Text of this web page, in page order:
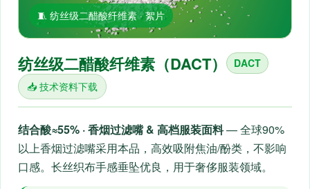
🧵 纺丝级二醋酸纤维素 · 絮片
纺丝级二醋酸纤维素（DACT）
DACT
📥 技术资料下载
结合酸≈55% · 香烟过滤嘴 & 高档服装面料— 全球90%
以上香烟过滤嘴采用本品，高效吸附焦油/酚类，不影响
口感。长丝织布手感垂坠优良，用于奢侈服装领域。